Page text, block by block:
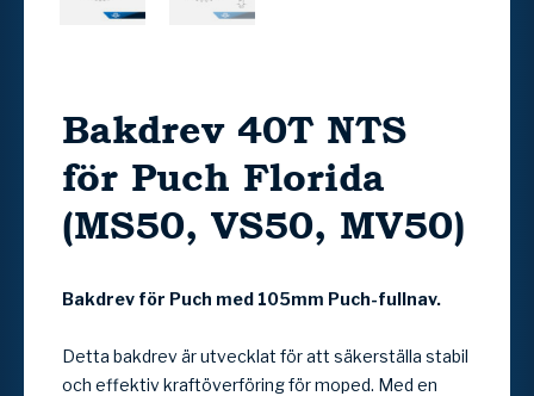
Bakdrev 40T NTS
för Puch Florida
(MS50, VS50, MV50)
Bakdrev för Puch med 105mm Puch-fullnav.
Detta bakdrev är utvecklat för att säkerställa stabil
och effektiv kraftöverföring för moped. Med en